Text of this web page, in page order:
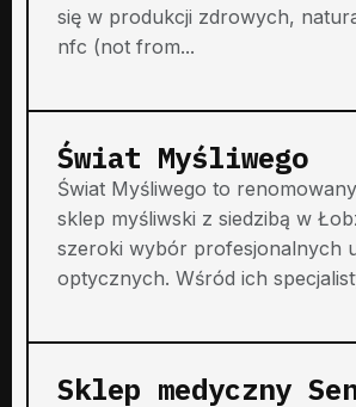
się w produkcji zdrowych,
nfc (not from...
Świat Myśliwego
Świat Myśliwego to
sklep myśliwski z siedzibą w
szeroki wybór profesjonalnych
optycznych. Wśród ich
Sklep medyczny